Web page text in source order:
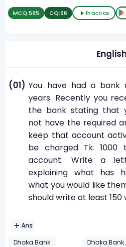
MCQ:565 CQ:96 Practice
English
(01) You have had a
years. Recently you
the bank stating that
not have the required
keep that account
be charged Tk. 1000
account. Write a
explaining what has
what you would like
should write at least 150
Ans
Dhaka Bank
Dhaka Bank